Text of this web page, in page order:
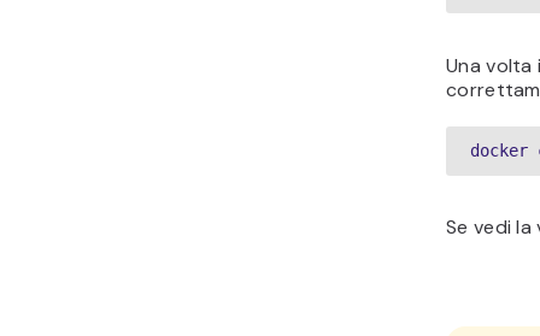
Una
docker
Se vedi